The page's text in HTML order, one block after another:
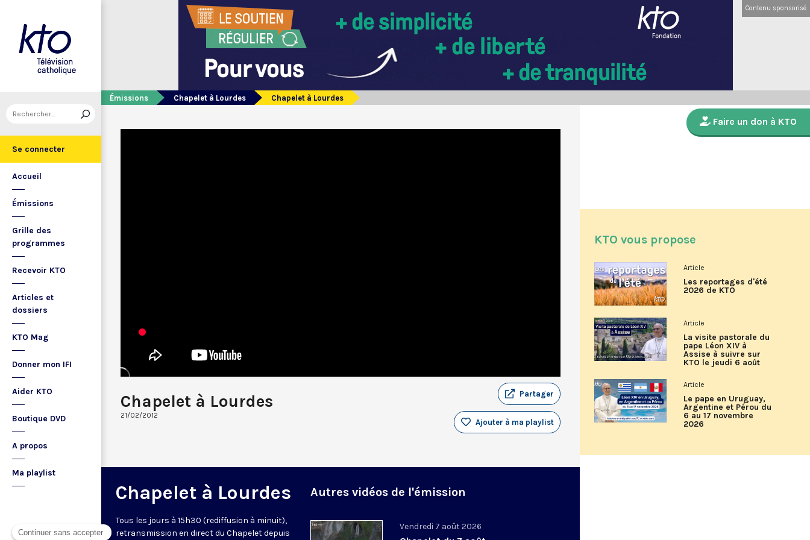
Se connecter
Accueil
Émissions
Grille des
programmes
Recevoir KTO
Articles et
dossiers
KTO Mag
Donner mon IFI
Aider KTO
Boutique DVD
A propos
Ma playlist
Contenu sponsorisé
Émissions Chapelet à Lourdes Chapelet à Lourdes
Chapelet à Lourdes
21/02/2012
Partager
Ajouter à ma playlist
Chapelet à Lourdes
Tous les jours à 15h30 (rediffusion à minuit),
retransmission en direct du Chapelet depuis
Autres vidéos de l'émission
Vendredi 7 août 2026
Faire un don à KTO
KTO vous propose
Article
Les reportages d'été
2026 de KTO
Article
La visite pastorale du
pape Léon XIV à
Assise à suivre sur
KTO le jeudi 6 août
Article
Le pape en Uruguay,
Argentine et Pérou du
6 au 17 novembre
2026